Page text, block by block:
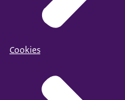
Cookies